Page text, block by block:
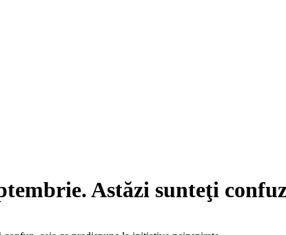
Astăzi sunteţi